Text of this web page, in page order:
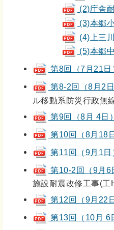
(2)庁舎
(3)本郷
(4)上三
(5)本郷
第8回（7月21
第8-2回（8月2
ル移動系防災行政無
第9回（8月 4日
第10回（8月18
第11回（9月1
第10-2回（9月6
施設耐震改修工事(工
第12回（9月22
第13回（10月 6